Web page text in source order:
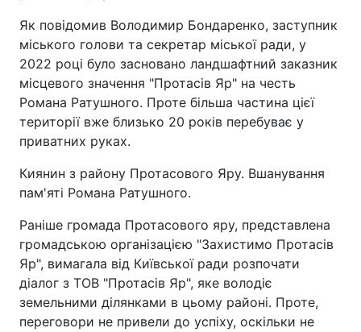
Як повідомив Володимир Бондаренко, заступник
міського голови та секретар міської ради, у
2022 році було засновано ландшафтний заказник
місцевого значення "Протасів Яр" на честь
Романа Ратушного. Проте більша частина цієї
території вже близько 20 років перебуває у
приватних руках.
Киянин з району Протасового Яру. Вшанування
пам'яті Романа Ратушного.
Раніше громада Протасового яру, представлена
громадською організацією "Захистимо Протасів
Яр", вимагала від Київської ради розпочати
діалог з ТОВ "Протасів Яр", яке володіє
земельними ділянками в цьому районі. Проте,
переговори не привели до успіху, оскільки не